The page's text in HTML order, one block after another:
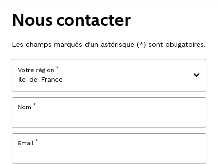
Nous contacter
Les champs marqués d'un astérisque (*) sont obligatoires.
Votre région *
Nom *
Email *